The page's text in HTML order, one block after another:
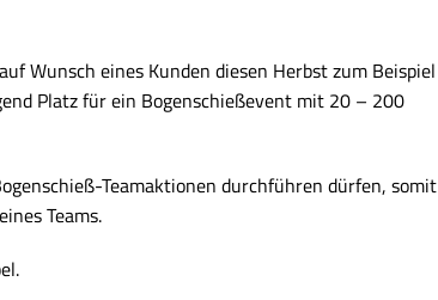
Wunsch eines Kunden diesen Herbst zum Beispiel
Platz für ein Bogenschießevent mit 20 – 200
Teamaktionen durchführen dürfen, somit
Teams.